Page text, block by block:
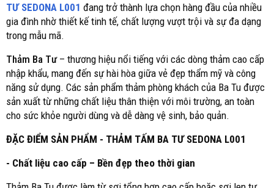
TƯ SEDONA L001 đang trở thành lựa chọn hàng đầu của nhiều
gia đình nhờ thiết kế tinh tế, chất lượng vượt trội và sự đa dạng
trong mẫu mã.
Thảm Ba Tư– thương hiệu nổi tiếng với các dòng thảm cao cấp
nhập khẩu, mang đến sự hài hòa giữa vẻ đẹp thẩm mỹ và công
năng sử dụng. Các sản phẩm thảm phòng khách của Ba Tu được
sản xuất từ những chất liệu thân thiện với môi trường, an toàn
cho sức khỏe người dùng và dễ dàng vệ sinh, bảo quản.
ĐẶC ĐIỂM SẢN PHẨM - THẢM TẤM BA TƯ SEDONA L001
- Chất liệu cao cấp – Bền đẹp theo thời gian